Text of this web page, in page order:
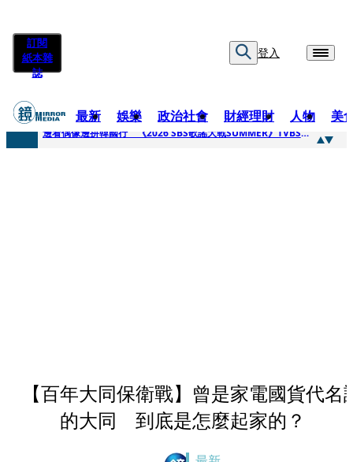
訂閱
紙本雜
誌
登入
最新 娛樂 政治社會 財經理財 人物 美
快訊
邊看偶像邊拚韓國行 《2026 SBS歌謠大戰SUMMER》TVBS直播祭追星福利
【百年大同保衛戰】曾是家電國貨代名
的大同 到底是怎麼起家的？